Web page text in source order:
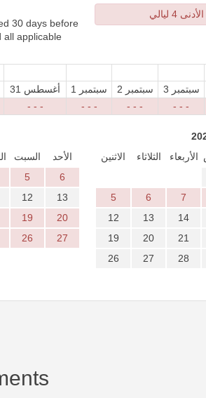
30 days before
all applicable
4 ليالي
31 أغسطس 1 سبتمبر 2 سبتمبر 3 سبتمبر
- - - - - - - - - - - -
السبت
الأحد
5
6
12
13
19
20
26
27
الاثنين
الثلاثاء الأربعاء
5
6 7
12
13 14
19
20 21
26
27 28